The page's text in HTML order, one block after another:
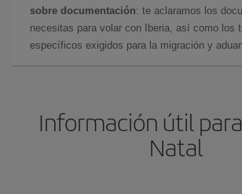
sobre documentación: te aclaramos los
necesitas para volar con Iberia, así como los
específicos exigidos para la migración y
Información útil
Natal